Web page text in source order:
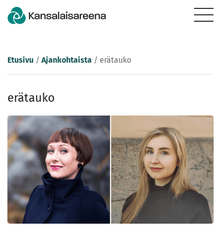
Etusivu / Ajankohtaista / erätauko
erätauko